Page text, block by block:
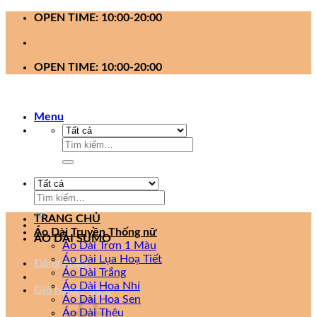
OPEN TIME: 10:00-20:00
OPEN TIME: 10:00-20:00
Menu
Tìm
Tìm
ÁO DÀI SUMO
Đăng nhập
Giỏ hàng /0₫ 0
TRANG CHỦ
Áo Dài Truyền Thống nữ
Áo Dài Trơn 1 Màu
Áo Dài Lụa Hoạ Tiết
Áo Dài Trắng
Áo Dài Hoa Nhí
Áo Dài Hoa Sen
Áo Dài Thêu